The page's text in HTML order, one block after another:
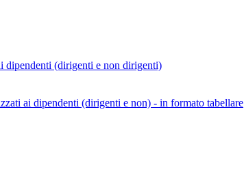
dipendenti (dirigenti e non dirigenti)
ai dipendenti (dirigenti e non) - in formato tabellare